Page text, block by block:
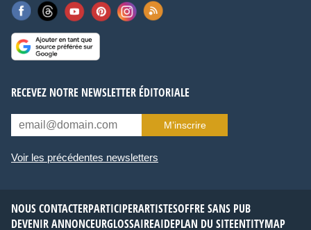
RECEVEZ NOTRE NEWSLETTER ÉDITORIALE
M’inscrire
Voir les précédentes newsletters
NOUS CONTACTERPARTICIPERARTISTESOFFRE SANS PUB
DEVENIR ANNONCEURGLOSSAIREAIDEPLAN DU SITEENTITYMAP